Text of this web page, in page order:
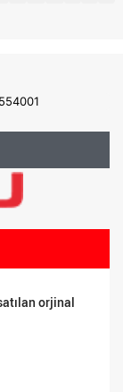
orjinal